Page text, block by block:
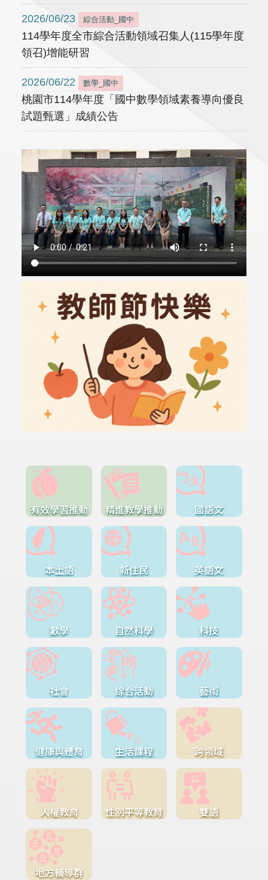
2026/06/23 綜合活動_國中
114學年度全市綜合活動領域召集人(115學年度
領召)增能研習
2026/06/22 數學_國中
桃園市114學年度「國中數學領域素養導向優良
試題甄選」成績公告
有效學習推動 精進教學推動 國語文
本土語 新住民 英語文
數學 自然科學 科技
社會 綜合活動 藝術
健康與體育 生活課程 跨領域
人權教育 性別平等教育 雙語
地方輔導群